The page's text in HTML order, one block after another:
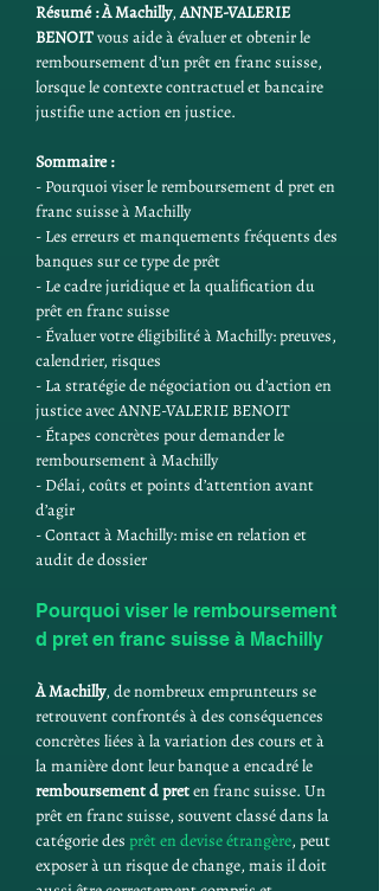
Résumé :À Machilly, ANNE-VALERIE
BENOIT vous aide à évaluer et obtenir le
remboursement d’un prêt en franc suisse,
lorsque le contexte contractuel et bancaire
justifie une action en justice.
Sommaire :
- Pourquoi viser le remboursement d pret en
franc suisse à Machilly
- Les erreurs et manquements fréquents des
banques sur ce type de prêt
- Le cadre juridique et la qualification du
prêt en franc suisse
- Évaluer votre éligibilité à Machilly: preuves,
calendrier, risques
- La stratégie de négociation ou d’action en
justice avec ANNE-VALERIE BENOIT
- Étapes concrètes pour demander le
remboursement à Machilly
- Délai, coûts et points d’attention avant
d’agir
- Contact à Machilly: mise en relation et
audit de dossier
Pourquoi viser le remboursement
d pret en franc suisse à Machilly
À Machilly, de nombreux emprunteurs se
retrouvent confrontés à des conséquences
concrètes liées à la variation des cours et à
la manière dont leur banque a encadré le
remboursement d pret en franc suisse. Un
prêt en franc suisse, souvent classé dans la
catégorie des prêt en devise étrangère, peut
exposer à un risque de change, mais il doit